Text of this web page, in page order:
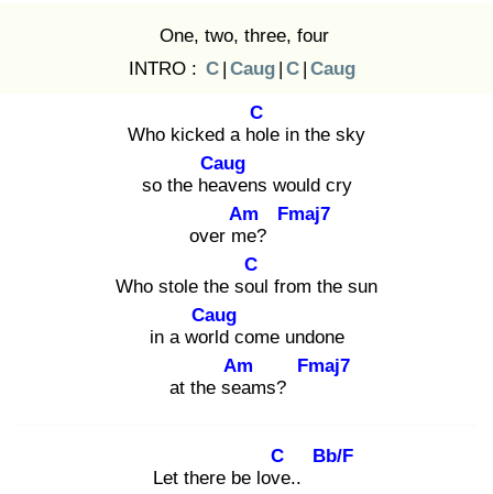
One, two, three, four
INTRO : C | Caug | C | Caug
Who kicked a hol
C
e in the sky
so the hea
Caug
vens would cry
over me
Am
?
Fmaj7
Who stole the sou
C
l from the sun
in a worl
Caug
d come undone
at the sea
Am
ms?
Fmaj7
Let there be love
C
..
Bb/F